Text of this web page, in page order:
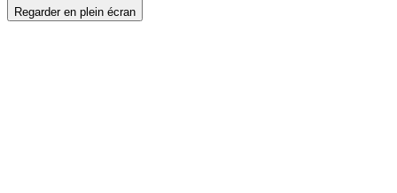
Regarder en plein écran